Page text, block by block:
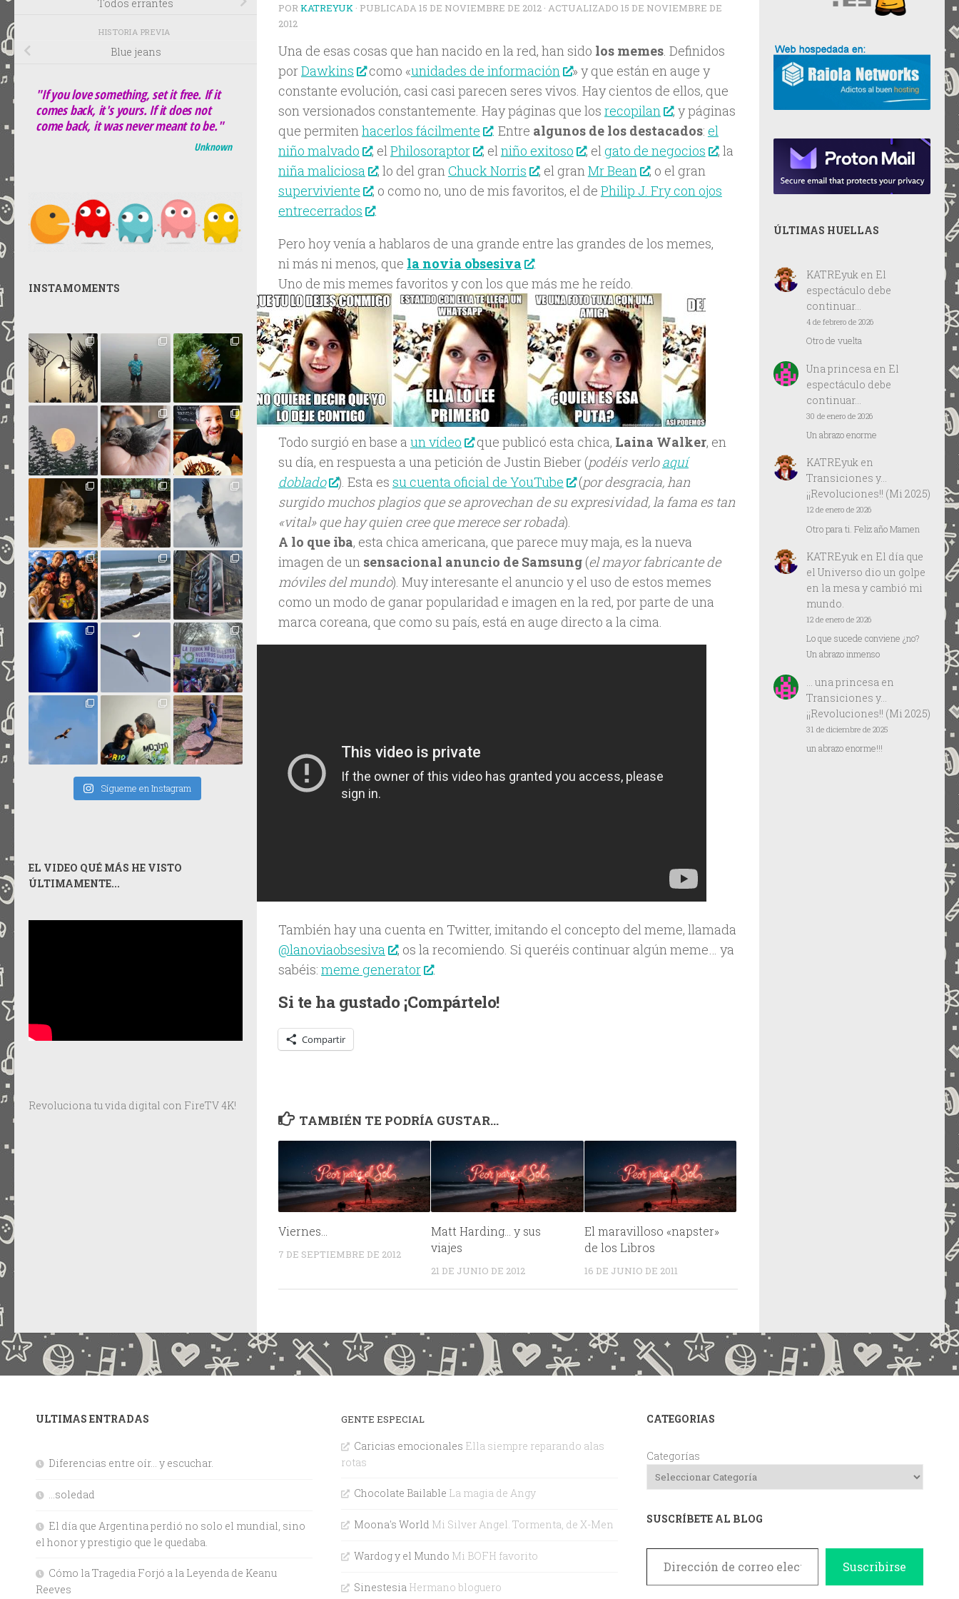
PORKATREYUK · PUBLICADA15 DE NOVIEMBRE DE 2012 · ACTUALIZADO 15 DE NOVIEMBRE DE
2012
Una de esas cosas que han nacido en la red, han sido los memes. Definidos
porDawkins como «unidades de información
» y que están en auge y
constante evolución, casi casi parecen seres vivos. Hay cientos de ellos, que
son versionados constantemente. Hay páginas que los recopilan
, y páginas
que permitenhacerlos fácilmente . Entre algunos de los destacados: el
niño malvado
, elPhilosoraptor , elniño exitoso , elgato de negocios
, la
niña maliciosa
, lo del granChuck Norris , el granMr Bean
, o el gran
superviviente
, o como no, uno de mis favoritos, el de Philip J. Fry con ojos
entrecerrados
.
Pero hoy venía a hablaros de una grande entre las grandes de los memes,
ni más ni menos, que la novia obsesiva
.
Uno de mis memes favoritos y con los que más me he reído.
Todo surgió en base a un vídeo que publicó esta chica, Laina Walker, en
su día, en respuesta a una petición de Justin Bieber (podéis verloaquí
doblado
). Esta es su cuenta oficial de YouTube (por desgracia, han
surgido muchos plagios que se aprovechan de su expresividad, la fama es tan
«vital» que hay quien cree que merece ser robada).
A lo que iba, esta chica americana, que parece muy maja, es la nueva
imagen de un sensacional anuncio de Samsung (el mayor fabricante de
móviles del mundo). Muy interesante el anuncio y el uso de estos memes
como un modo de ganar popularidad e imagen en la red, por parte de una
marca coreana, que como su país, está en auge directo a la cima.
También hay una cuenta en Twitter, imitando el concepto del meme, llamada
@lanoviaobsesiva
, os la recomiendo. Si queréis continuar algún meme… ya
sabéis: meme generator .
Si te ha gustado ¡Compártelo!
Compartir
TAMBIÉN TE PODRÍA GUSTAR...
Viernes…
7 DE SEPTIEMBRE DE 2012
Matt Harding… y sus
viajes
21 DE JUNIO DE 2012
El maravilloso «napster»
de los Libros
16 DE JUNIO DE 2011
Todos errantes
HISTORIA PREVIA
Blue jeans
"If you love something, set it free. If it
comes back, it's yours. If it does not
come back, it was never meant to be."
Unknown
INSTAMOMENTS
Sígueme en Instagram
EL VIDEO QUÉ MÁS HE VISTO
ÚLTIMAMENTE...
Revoluciona tu vida digital con FireTV 4K!
ÚLTIMAS HUELLAS
KATREyuken El
espectáculo debe
continuar…
4 de febrero de 2026
Otro de vuelta
Una princesa en El
espectáculo debe
continuar…
30 de enero de 2026
Un abrazo enorme
KATREyuken
Transiciones y…
¡¡Revoluciones!! (Mi 2025)
12 de enero de 2026
Otro para ti. Feliz año Mamen
KATREyuken El día que
el Universo dio un golpe
en la mesa y cambió mi
mundo.
12 de enero de 2026
Lo que sucede conviene ¿no?
Un abrazo inmenso
… una princesa en
Transiciones y…
¡¡Revoluciones!! (Mi 2025)
31 de diciembre de 2025
un abrazo enorme!!!
ULTIMAS ENTRADAS
Diferencias entre oír… y escuchar.
…soledad
El día que Argentina perdió no solo el mundial, sino
el honor y prestigio que le quedaba.
Cómo la Tragedia Forjó a la Leyenda de Keanu
Reeves
GENTE ESPECIAL
Caricias emocionales Ella siempre reparando alas
rotas
Chocolate Bailable La magia de Angy
Moona's World Mi Silver Angel. Tormenta, de X-Men
Wardog y el Mundo Mi BOFH favorito
SinestesiaHermano bloguero
CATEGORIAS
Categorías
SUSCRÍBETE AL BLOG
Dirección de correo electrónico
Suscribirse